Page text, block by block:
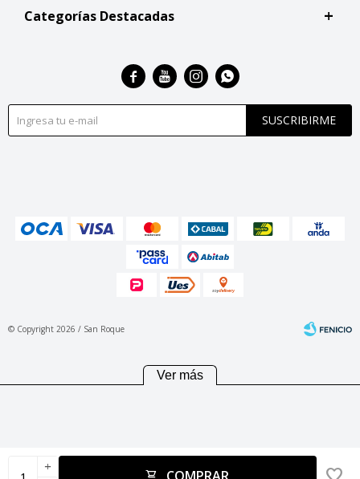
add
Categorías Destacadas
SUSCRIBIRME
   
© Copyright 2026 / San Roque
Ver más